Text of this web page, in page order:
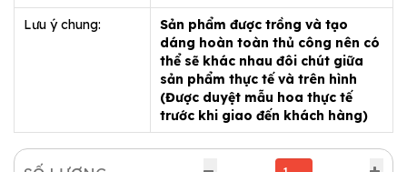
Lưu ý chung:
Sản phẩm được trồng và tạo
dáng hoàn toàn thủ công nên có
thể sẽ khác nhau đôi chút giữa
sản phẩm thực tế và trên hình
(Được duyệt mẫu hoa thực tế
trước khi giao đến khách hàng)